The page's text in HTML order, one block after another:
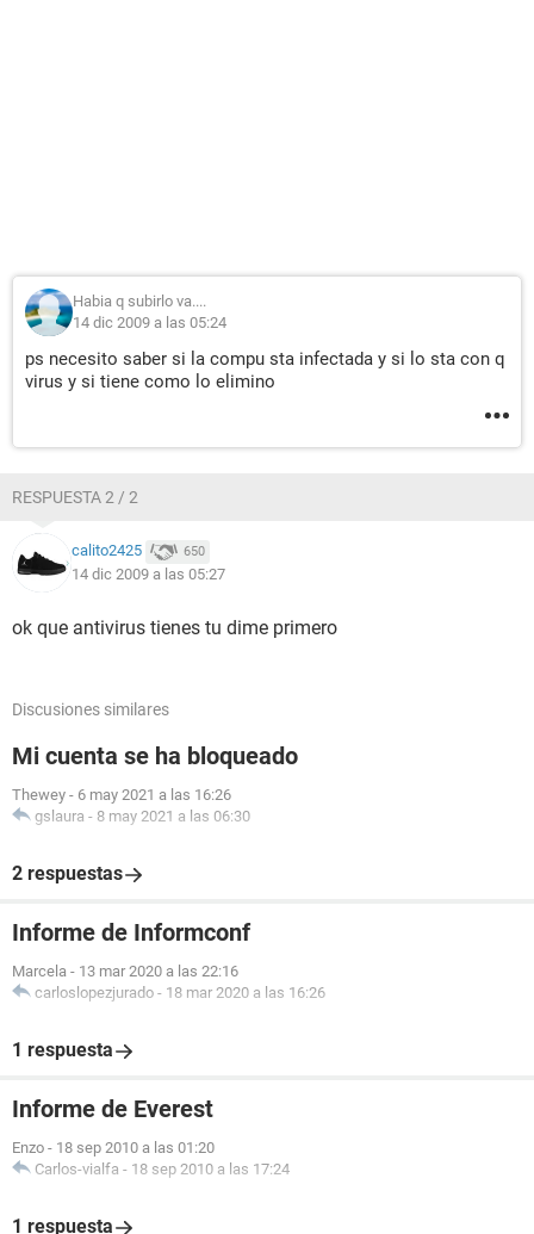
Habia q subirlo va....
14 dic 2009 a las 05:24
ps necesito saber si la compu sta infectada y si lo sta con q
virus y si tiene como lo elimino
RESPUESTA 2 / 2
calito2425 650
14 dic 2009 a las 05:27
ok que antivirus tienes tu dime primero
Discusiones similares
Mi cuenta se ha bloqueado
Thewey - 6 may 2021 a las 16:26
gslaura - 8 may 2021 a las 06:30
2 respuestas
Informe de Informconf
Marcela - 13 mar 2020 a las 22:16
carloslopezjurado - 18 mar 2020 a las 16:26
1 respuesta
Informe de Everest
Enzo - 18 sep 2010 a las 01:20
Carlos-vialfa - 18 sep 2010 a las 17:24
1 respuesta